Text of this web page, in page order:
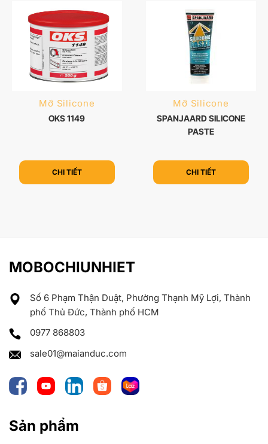
Mỡ Silicone
OKS 1149
CHI TIẾT
Mỡ Silicone
SPANJAARD SILICONE
PASTE
CHI TIẾT
MOBOCHIUNHIET
Số 6 Phạm Thận Duật, Phường Thạnh Mỹ Lợi, Thành
phố Thủ Đức, Thành phố HCM
0977 868803
sale01@maianduc.com
Sản phẩm